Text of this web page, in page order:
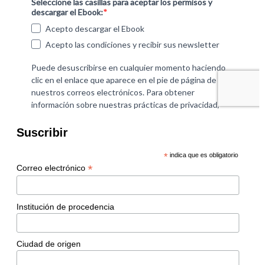
Suscribir
* indica que es obligatorio
Correo electrónico *
Institución de procedencia
Ciudad de origen